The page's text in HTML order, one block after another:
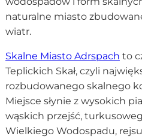
naturalne miasto
wiatr.
Skalne Miasto Adrspach to
Teplickich Skał, czyli
rozbudowanego skalnego
Miejsce słynie z wysokich
wąskich przejść,
Wielkiego Wodospadu,